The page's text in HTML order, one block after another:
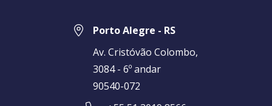
Porto Alegre - RS
Av. Cristóvão Colombo,
3084 - 6º andar
90540-072